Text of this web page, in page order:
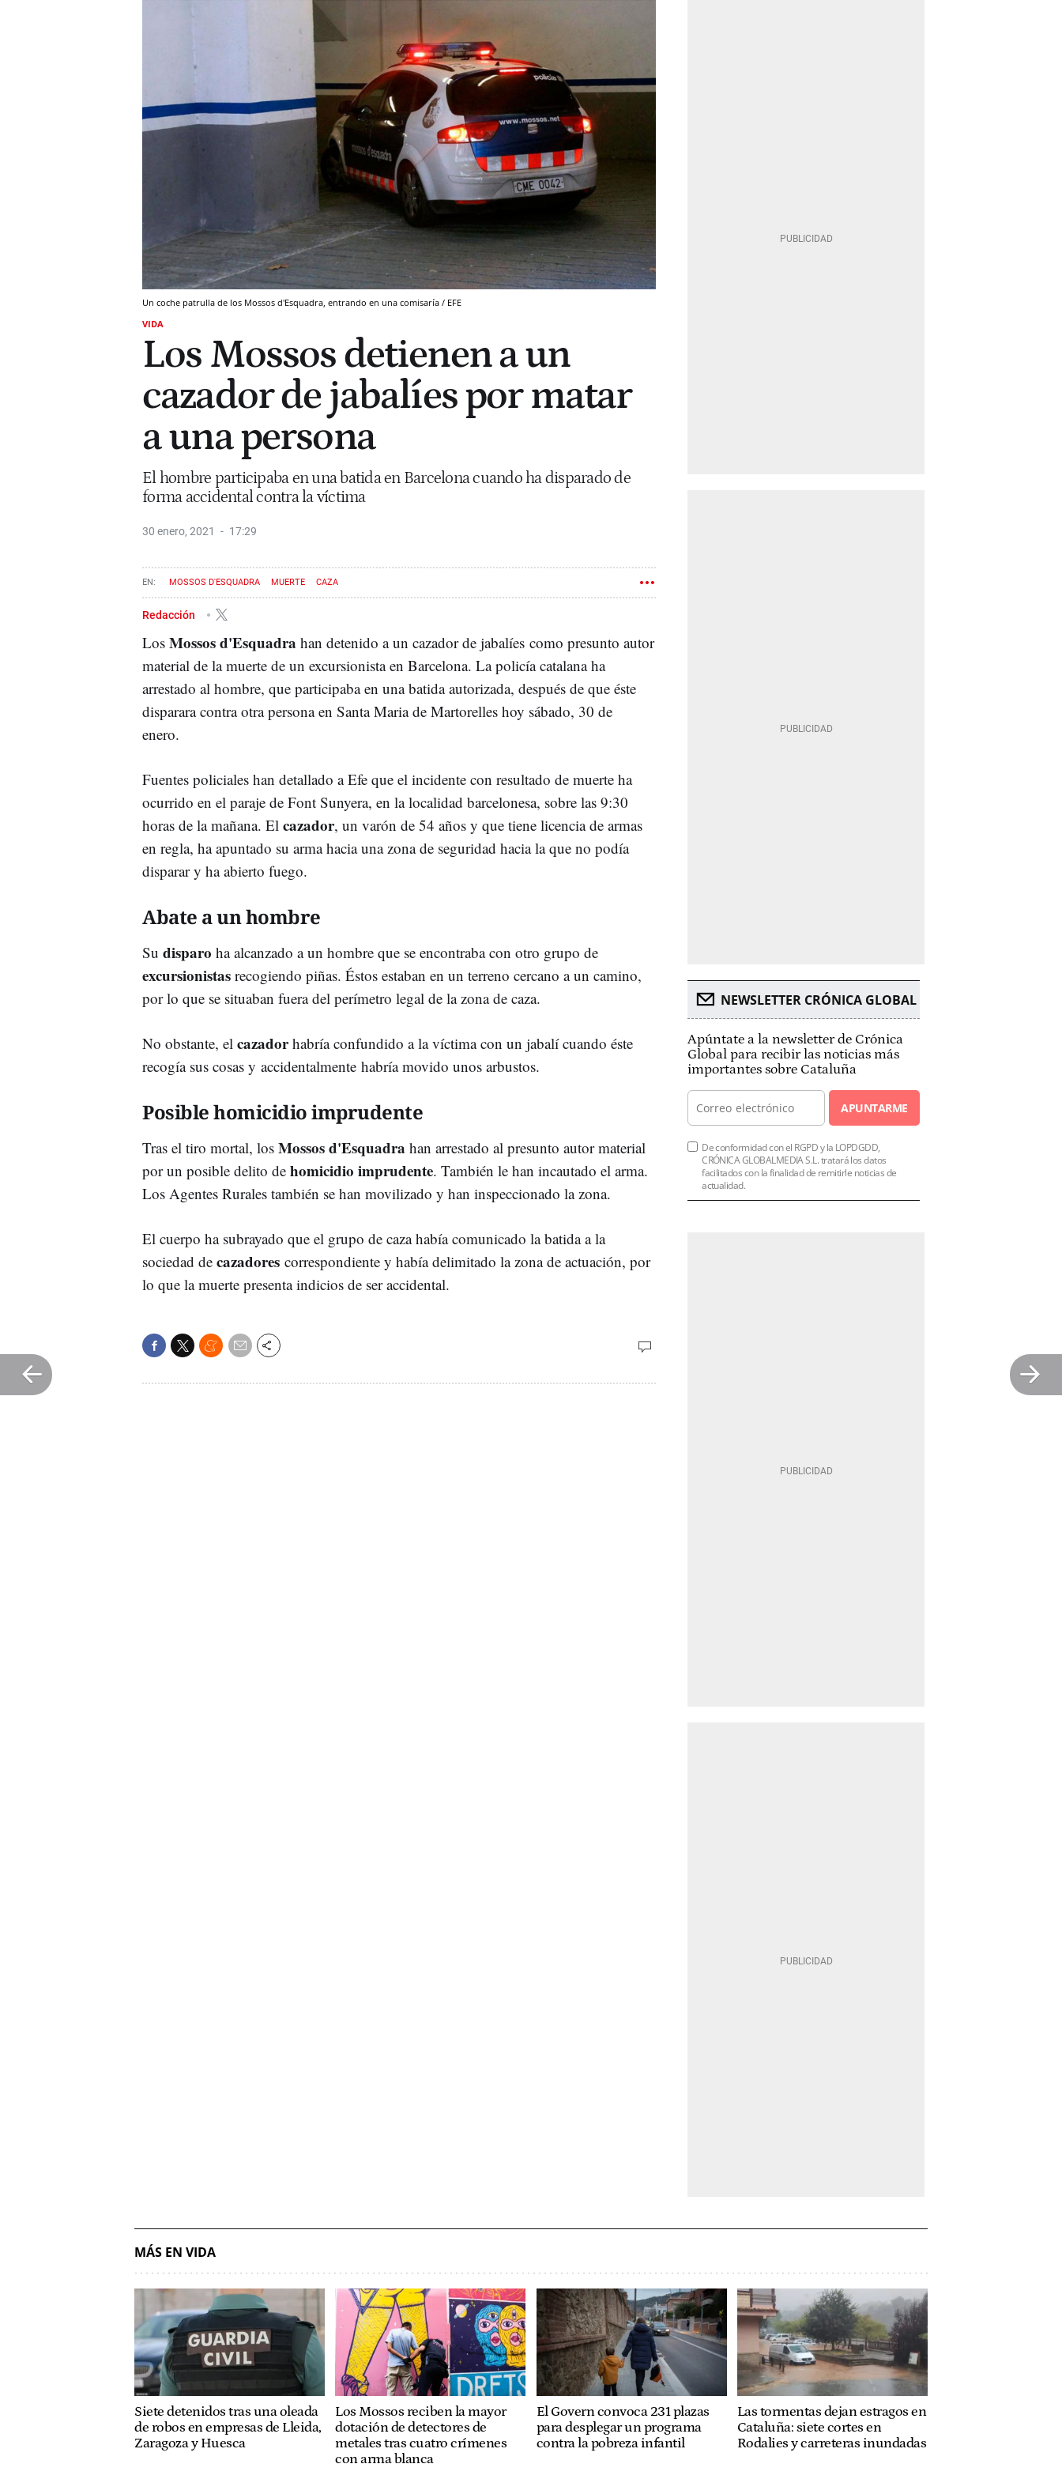
Un coche patrulla de los Mossos d'Esquadra, entrando en una comisaría / EFE
VIDA
Los Mossos detienen a un
cazador de jabalíes por matar
a una persona
El hombre participaba en una batida en Barcelona cuando ha disparado de
forma accidental contra la víctima
30 enero, 2021 17:29
MOSSOS D'ESQUADRA MUERTE CAZA
Redacción
Los Mossos d'Esquadra han detenido a un cazador de jabalíes como presunto autor
material de la muerte de un excursionista en Barcelona. La policía catalana ha
arrestado al hombre, que participaba en una batida autorizada, después de que éste
disparara contra otra persona en Santa Maria de Martorelles hoy sábado, 30 de
enero.
Fuentes policiales han detallado a Efe que el incidente con resultado de muerte ha
ocurrido en el paraje de Font Sunyera, en la localidad barcelonesa, sobre las 9:30
horas de la mañana. El cazador, un varón de 54 años y que tiene licencia de armas
en regla, ha apuntado su arma hacia una zona de seguridad hacia la que no podía
disparar y ha abierto fuego.
Abate a un hombre
Su disparo ha alcanzado a un hombre que se encontraba con otro grupo de
excursionistas recogiendo piñas. Éstos estaban en un terreno cercano a un camino,
por lo que se situaban fuera del perímetro legal de la zona de caza.
No obstante, el cazadorhabría confundido a la víctima con un jabalí cuando éste
recogía sus cosas y accidentalmente habría movido unos arbustos.
Posible homicidio imprudente
Tras el tiro mortal, los Mossos d'Esquadra han arrestado al presunto autor material
por un posible delito de homicidio imprudente. También le han incautado el arma.
Los Agentes Rurales también se han movilizado y han inspeccionado la zona.
El cuerpo ha subrayado que el grupo de caza había comunicado la batida a la
sociedad de cazadores correspondiente y había delimitado la zona de actuación, por
lo que la muerte presenta indicios de ser accidental.
NEWSLETTER CRÓNICA GLOBAL
Apúntate a la newsletter de Crónica
Global para recibir las noticias más
importantes sobre Cataluña
APUNTARME
De conformidad con el RGPD y la LOPDGDD,
CRÓNICA GLOBALMEDIA S.L. tratará los datos
facilitados con la finalidad de remitirle noticias de
actualidad.
MÁS EN VIDA
Siete detenidos tras una oleada
de robos en empresas de Lleida,
Zaragoza y Huesca
Los Mossos reciben la mayor
dotación de detectores de
metales tras cuatro crímenes
con arma blanca
El Govern convoca 231 plazas
para desplegar un programa
contra la pobreza infantil
Las tormentas dejan estragos en
Cataluña: siete cortes en
Rodalies y carreteras inundadas